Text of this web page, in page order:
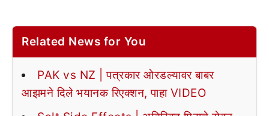
Related News for You
PAK vs NZ | पत्रकार ओरडल्यावर बाबर
आझमने दिले भयानक रिएक्शन, पाहा VIDEO